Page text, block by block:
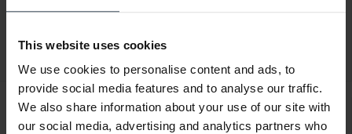
This website uses cookies
We use cookies to personalise content and ads, to
provide social media features and to analyse our traffic.
We also share information about your use of our site with
our social media, advertising and analytics partners who
Serpent Moments -
568748C00
599046C01